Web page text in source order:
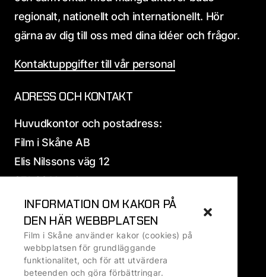
INFORMATION OM KAKOR PÅ
DEN HÄR WEBBPLATSEN
Film i Skåne använder kakor (cookies) på
webbplatsen för grundläggande
funktionalitet, och för att utvärdera
beteenden och göra förbättringar.
regionalt, nationellt och internationellt. Hör
gärna av dig till oss med dina idéer och frågor.
Kontaktuppgifter till vår personal
ADRESS OCH KONTAKT
Huvudkontor och postadress:
Film i Skåne AB
Elis Nilssons väg 12
271 39 Ystad
Allaadress och fakturauppgifter
Ansvarig utgivare: Ralf Ivarsson, VD